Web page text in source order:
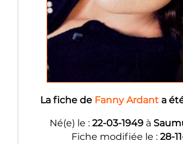
La fiche de Fanny Ardant a
Né(e) le : 22-03-1949 à
Fiche modifiée le : 28-